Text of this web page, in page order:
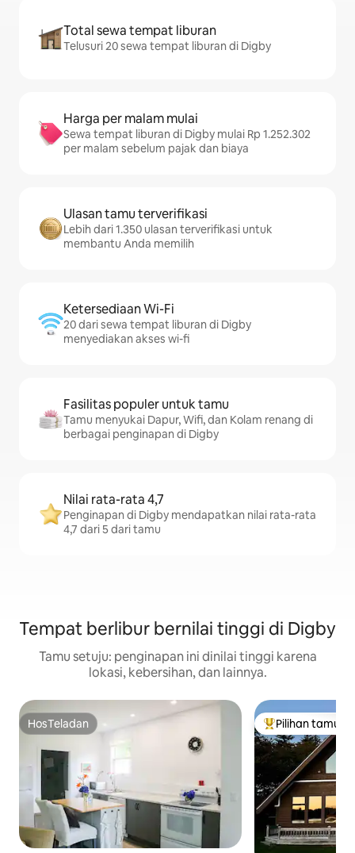
Total sewa tempat liburan
Telusuri 20 sewa tempat liburan di Digby
Harga per malam mulai
Sewa tempat liburan di Digby mulai Rp 1.252.302
per malam sebelum pajak dan biaya
Ulasan tamu terverifikasi
Lebih dari 1.350 ulasan terverifikasi untuk
membantu Anda memilih
Ketersediaan Wi-Fi
20 dari sewa tempat liburan di Digby
menyediakan akses wi-fi
Fasilitas populer untuk tamu
Tamu menyukai Dapur, Wifi, dan Kolam renang di
berbagai penginapan di Digby
Nilai rata-rata 4,7
Penginapan di Digby mendapatkan nilai rata-rata
4,7 dari 5 dari tamu
Tempat berlibur bernilai tinggi di Digby
Tamu setuju: penginapan ini dinilai tinggi karena
lokasi, kebersihan, dan lainnya.
HosTeladan
HosTeladan Pilihan tamu
Pilihan tamu